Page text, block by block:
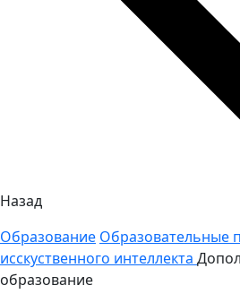
Назад
Образование Образовательные
исскуственного интеллекта
образование